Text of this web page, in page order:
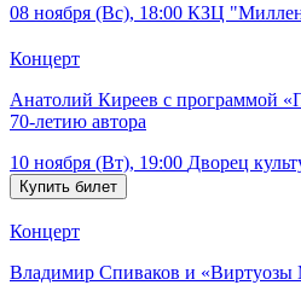
08 ноября (Вс), 18:00 КЗЦ
Концерт
Анатолий Киреев с программой
70-летию автора
10 ноября (Вт), 19:00 Дворец
Концерт
Владимир Спиваков и «Виртуозы